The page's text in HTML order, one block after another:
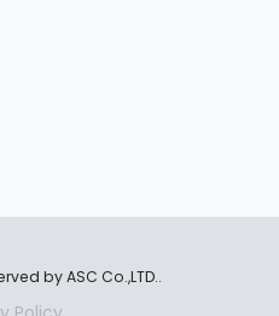
by ASC Co.,LTD..